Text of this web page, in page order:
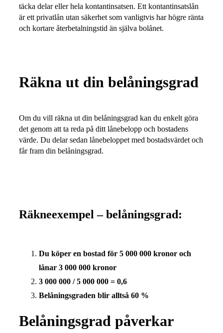
täcka delar eller hela kontantinsatsen. Ett kontantinsatslån
är ett privatlån utan säkerhet som vanligtvis har högre ränta
och kortare återbetalningstid än själva bolånet.
Räkna ut din belåningsgrad
Om du vill räkna ut din belåningsgrad kan du enkelt göra
det genom att ta reda på ditt lånebelopp och bostadens
värde. Du delar sedan lånebeloppet med bostadsvärdet och
får fram din belåningsgrad.
Räkneexempel – belåningsgrad:
Du köper en bostad för 5 000 000 kronor och
lånar 3 000 000 kronor
3 000 000 / 5 000 000 = 0,6
Belåningsgraden blir alltså 60 %
Belåningsgrad påverkar